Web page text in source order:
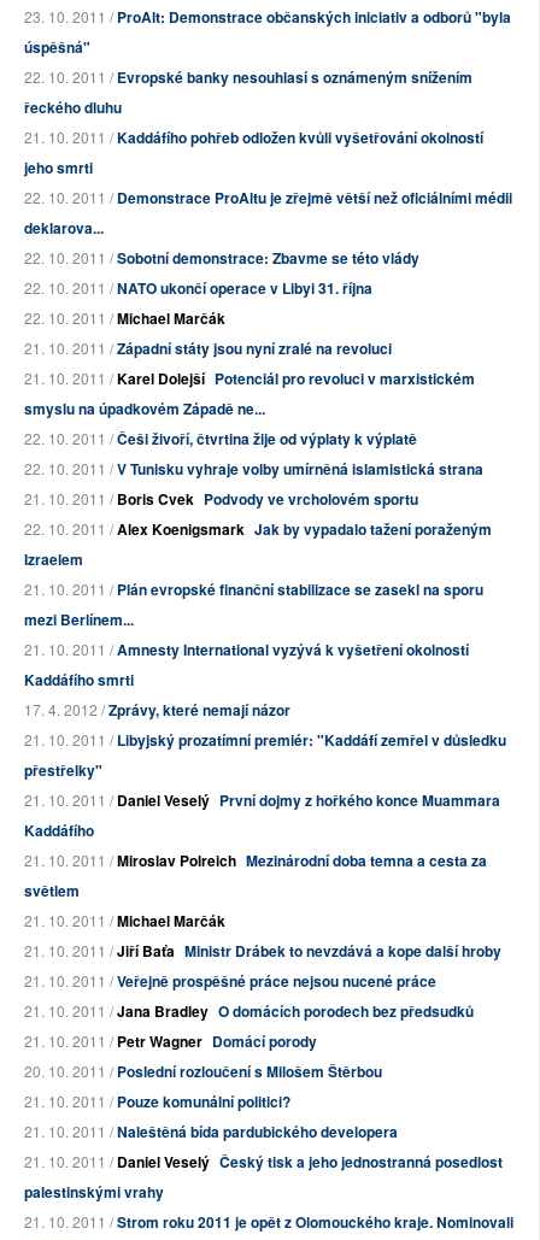
23. 10. 2011 /ProAlt: Demonstrace občanských iniciativ a odborů "byla
úspěšná"
22. 10. 2011 /Evropské banky nesouhlasí s oznámeným snížením
řeckého dluhu
21. 10. 2011 /Kaddáfího pohřeb odložen kvůli vyšetřování okolností
jeho smrti
22. 10. 2011 /Demonstrace ProAltu je zřejmě větší než oficiálními médii
deklarova...
22. 10. 2011 /Sobotní demonstrace: Zbavme se této vlády
22. 10. 2011 /NATO ukončí operace v Libyi 31. října
22. 10. 2011 /Michael Marčák
21. 10. 2011 /Západní státy jsou nyní zralé na revoluci
21. 10. 2011 /Karel Dolejší Potenciál pro revoluci v marxistickém
smyslu na úpadkovém Západě ne...
22. 10. 2011 /Češi živoří, čtvrtina žije od výplaty k výplatě
22. 10. 2011 /V Tunisku vyhraje volby umírněná islamistická strana
21. 10. 2011 /Boris Cvek Podvody ve vrcholovém sportu
22. 10. 2011 /Alex Koenigsmark Jak by vypadalo tažení poraženým
Izraelem
21. 10. 2011 /Plán evropské finanční stabilizace se zasekl na sporu
mezi Berlínem...
21. 10. 2011 /Amnesty International vyzývá k vyšetření okolností
Kaddáfího smrti
17. 4. 2012 /Zprávy, které nemají názor
21. 10. 2011 /Libyjský prozatímní premiér: "Kaddáfí zemřel v důsledku
přestřelky"
21. 10. 2011 /Daniel Veselý První dojmy z hořkého konce Muammara
Kaddáfího
21. 10. 2011 /Miroslav Polreich Mezinárodní doba temna a cesta za
světlem
21. 10. 2011 /Michael Marčák
21. 10. 2011 /Jiří Baťa Ministr Drábek to nevzdává a kope další hroby
21. 10. 2011 /Veřejně prospěšné práce nejsou nucené práce
21. 10. 2011 /Jana Bradley O domácích porodech bez předsudků
21. 10. 2011 /Petr Wagner Domácí porody
20. 10. 2011 /Poslední rozloučení s Milošem Štěrbou
21. 10. 2011 /Pouze komunální politici?
21. 10. 2011 /Naleštěná bída pardubického developera
21. 10. 2011 /Daniel Veselý Český tisk a jeho jednostranná posedlost
palestinskými vrahy
21. 10. 2011 /Strom roku 2011 je opět z Olomouckého kraje. Nominovali